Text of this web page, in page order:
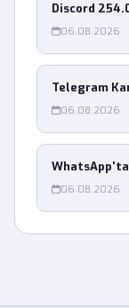
Discord
06.08.2026
Telegram
06.08.2026
WhatsApp'ta
06.08.2026